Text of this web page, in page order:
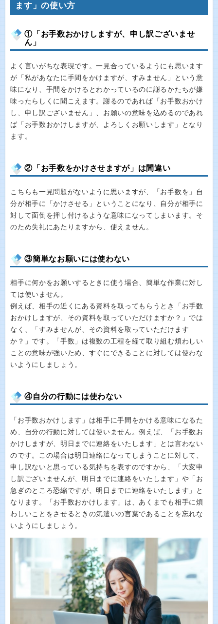
ます」の使い方
①「お手数おかけしますが、申し訳ございませ
ん」
よく言いがちな表現です。一見合っているようにも思います
が「私があなたに手間をかけますが、すみません」という意
味になり、手間をかけるとわかっているのに謝るかたちが嫌
味ったらしくに聞こえます。謝るのであれば「お手数おかけ
し、申し訳ございません」、お願いの意味を込めるのであれ
ば「お手数おかけしますが、よろしくお願いします」となり
ます。
②「お手数をかけさせますが」は間違い
こちらも一見問題がないように思いますが、「お手数を」自
分が相手に「かけさせる」ということになり、自分が相手に
対して面倒を押し付けるような意味になってしまいます。そ
のため失礼にあたりますから、使えません。
③簡単なお願いには使わない
相手に何かをお願いするときに使う場合、簡単な作業に対し
ては使いません。
例えば、相手の近くにある資料を取ってもらうとき「お手数
おかけしますが、その資料を取っていただけますか？」では
なく、「すみませんが、その資料を取っていただけます
か？」です。「手数」は複数の工程を経て取り組む煩わしい
ことの意味が強いため、すぐにできることに対しては使わな
いようにしましょう。
④自分の行動には使わない
「お手数おかけします」は相手に手間をかける意味になるた
め、自分の行動に対しては使いません。例えば、「お手数お
かけしますが、明日までに連絡をいたします」とは言わない
のです。この場合は明日連絡になってしまうことに対して、
申し訳ないと思っている気持ちを表すのですから、「大変申
し訳ございませんが、明日までに連絡をいたします」や「お
急ぎのところ恐縮ですが、明日までに連絡をいたします」と
なります。「お手数おかけします」は、あくまでも相手に煩
わしいことをさせるときの気遣いの言葉であることを忘れな
いようにしましょう。